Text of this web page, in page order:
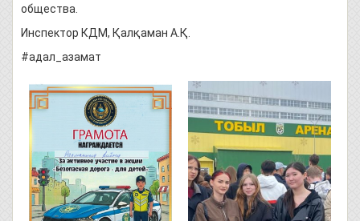
общества.
Инспектор КДМ, Қалқаман А.Қ.
#адал_азамат